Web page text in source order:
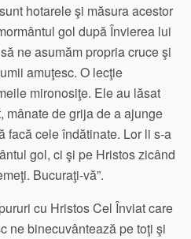
hotarele şi măsura acestor
gol după Învierea lui
ne asumăm propria cruce şi
amuţesc. O lecţie
mironosiţe. Ele au lăsat
mânate de grija de a ajunge
facă cele îndătinate. Lor li s-a
gol, ci şi pe Hristos zicând
Bucuraţi-vă”.
cu Hristos Cel Înviat care
ne binecuvântează pe toţi şi